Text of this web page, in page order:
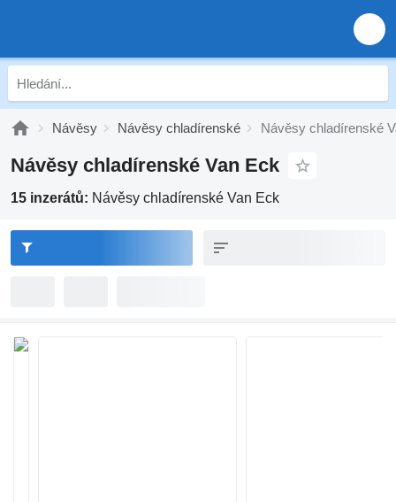
Návěsy Návěsy chladírenské Návěsy chladírenské
Návěsy chladírenské Van Eck
15 inzerátů: Návěsy chladírenské Van Eck